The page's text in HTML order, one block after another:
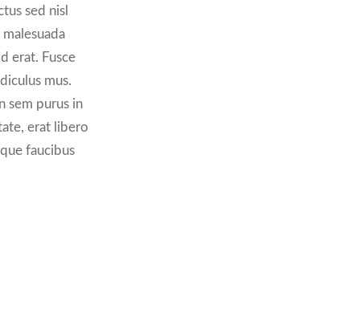
sed nisl
erat. Fusce
mus.
sem purus in
erat libero
faucibus